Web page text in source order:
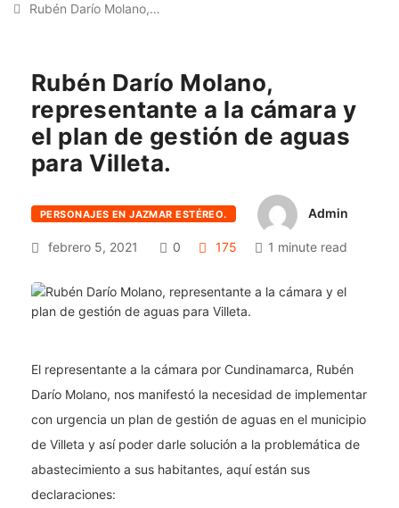
Rubén Darío Molano,…
Rubén Darío Molano,
representante a la cámara y
el plan de gestión de aguas
para Villeta.
PERSONAJES EN JAZMAR ESTÉREO. Admin
febrero 5, 2021 0 175 1 minute read
El representante a la cámara por Cundinamarca, Rubén
Darío Molano, nos manifestó la necesidad de implementar
con urgencia un plan de gestión de aguas en el municipio
de Villeta y así poder darle solución a la problemática de
abastecimiento a sus habitantes, aquí están sus
declaraciones: